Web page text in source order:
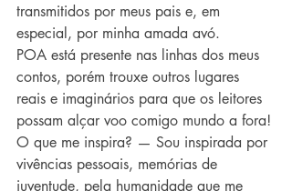
transmitidos por meus pais e, em
especial, por minha amada avó.
POA está presente nas linhas dos meus
contos, porém trouxe outros lugares
reais e imaginários para que os leitores
possam alçar voo comigo mundo a fora!
O que me inspira? — Sou inspirada por
vivências pessoais, memórias de
juventude, pela humanidade que me